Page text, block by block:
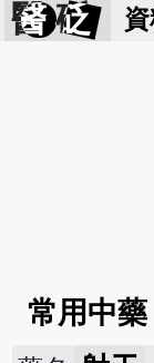
醫 砭
常用中藥